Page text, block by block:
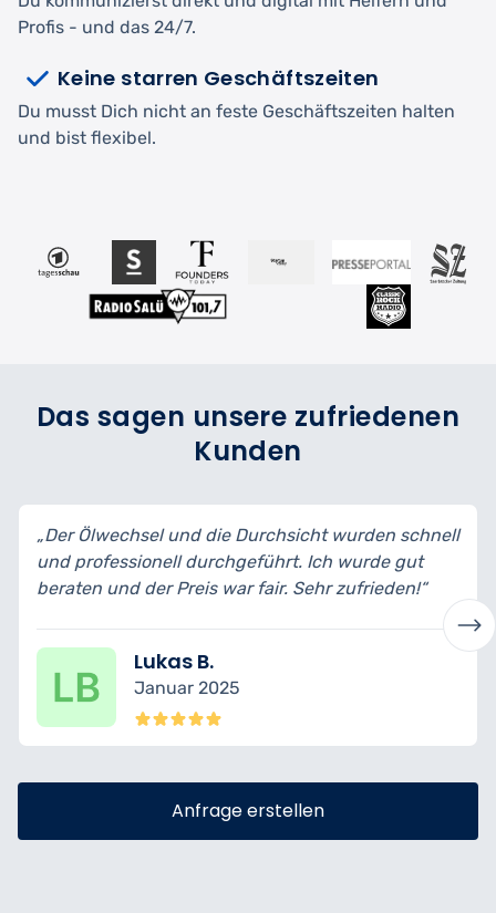
Profis - und das 24/7.
Keine starren Geschäftszeiten
Du musst Dich nicht an feste Geschäftszeiten halten
und bist flexibel.
Das sagen unsere zufriedenen
Kunden
„Der Ölwechsel und die Durchsicht wurden schnell
und professionell durchgeführt. Ich wurde gut
beraten und der Preis war fair. Sehr zufrieden!“
Lukas B.
Januar 2025
Anfrage erstellen